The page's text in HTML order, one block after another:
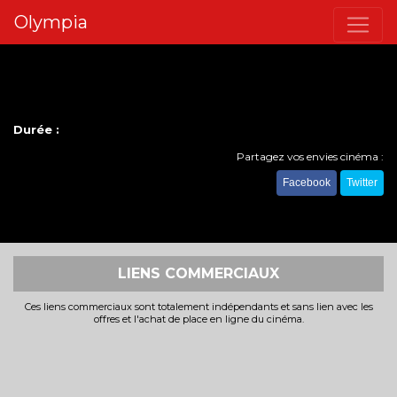
Olympia
Durée :
Partagez vos envies cinéma :
Facebook Twitter
LIENS COMMERCIAUX
Ces liens commerciaux sont totalement indépendants et sans lien avec les
offres et l'achat de place en ligne du cinéma.